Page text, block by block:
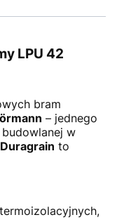
LPU 42
bram
– jednego
w
Duragrain to